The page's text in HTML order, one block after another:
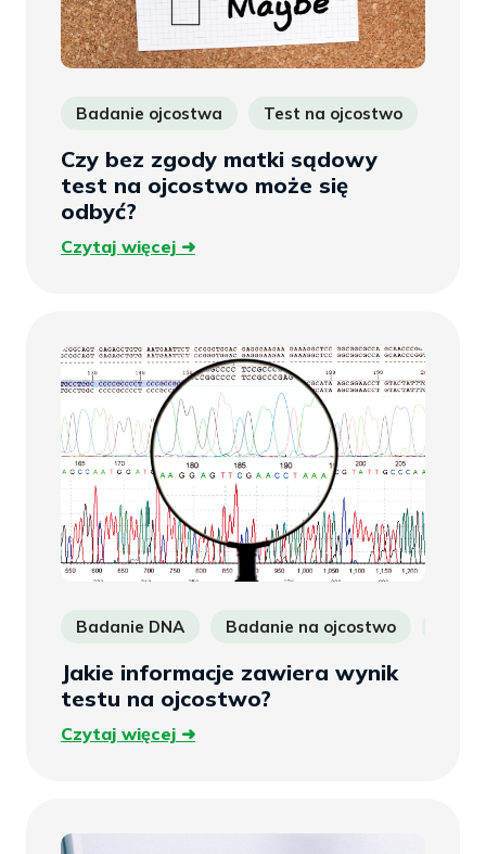
Badanie ojcostwa Test na ojcostwo
Czy bez zgody matki sądowy
test na ojcostwo może się
odbyć?
Czytaj więcejCzytaj
Badanie DNA Badanie na ojcostwo
Jakie informacje zawiera wynik
testu na ojcostwo?
Czytaj więcejCzytaj